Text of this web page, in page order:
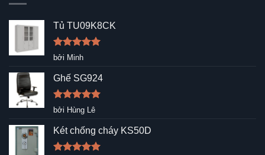
Tủ TU09K8CK
Được xếp
sao
bởi Minh
Ghế SG924
Được xếp
5
sao
bởi Hùng Lê
Két chống cháy KS50D